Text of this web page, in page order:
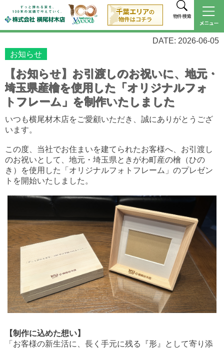
物件検索
DATE: 2026-06-05
お知らせ
【お知らせ】お引渡しのお祝いに、地元・
埼玉県産檜を使用した「オリジナルフォ
トフレーム」を制作いたしました
いつも横尾材木店をご愛顧いただき、誠にありがとうござ
います。
この度、当社でお住まいを建てられたお客様へ、お引渡し
のお祝いとして、地元・埼玉県ときがわ町産の檜（ひの
き）を使用した「オリジナルフォトフレーム」のプレゼン
トを開始いたしました。
【制作に込めた想い】
「お客様の新生活に、長く手元に残る『形』として寄り添